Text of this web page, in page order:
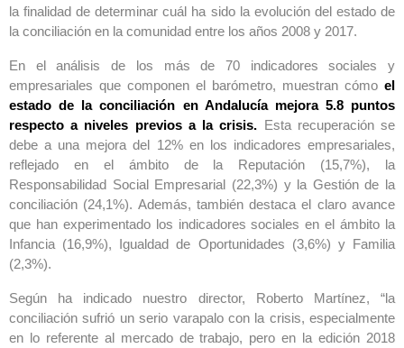
la finalidad de determinar cuál ha sido la evolución del estado de
la conciliación en la comunidad entre los años 2008 y 2017.
En el análisis de los más de 70 indicadores sociales y
empresariales que componen el barómetro, muestran cómo el
estado de la conciliación en Andalucía mejora 5.8 puntos
respecto a niveles previos a la crisis. Esta recuperación se
debe a una mejora del 12% en los indicadores empresariales,
reflejado en el ámbito de la Reputación (15,7%), la
Responsabilidad Social Empresarial (22,3%) y la Gestión de la
conciliación (24,1%). Además, también destaca el claro avance
que han experimentado los indicadores sociales en el ámbito la
Infancia (16,9%), Igualdad de Oportunidades (3,6%) y Familia
(2,3%).
Según ha indicado nuestro director, Roberto Martínez, “la
conciliación sufrió un serio varapalo con la crisis, especialmente
en lo referente al mercado de trabajo, pero en la edición 2018